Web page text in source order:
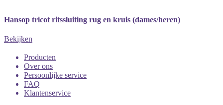
Hansop tricot ritssluiting rug en kruis (dames/heren)
Bekijken
Producten
Over ons
Persoonlijke service
FAQ
Klantenservice